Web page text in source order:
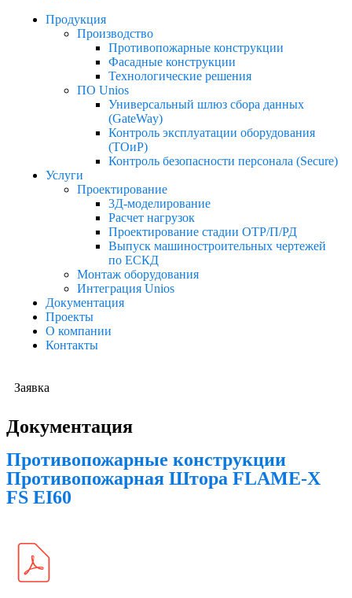
Продукция
Производство
Противопожарные конструкции​
Фасадные конструкции​
Технологические решения​
ПО Unios
Универсальный шлюз сбора данных
(GateWay)
Контроль эксплуатации оборудования
(ТОиР)
Контроль безопасности персонала (Secure)
Услуги
Проектирование
3Д-моделирование
Расчет нагрузок
Проектирование стадии ОТР/П/РД
Выпуск машиностроительных чертежей
по ЕСКД
Монтаж оборудования
Интеграция Unios
Документация
Проекты
О компании
Контакты
Заявка
Документация
Противопожарные конструкции
Противопожарная Штора FLAME-X
FS EI60